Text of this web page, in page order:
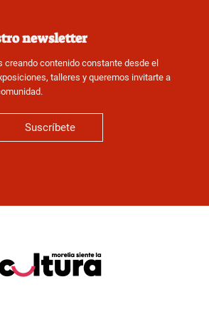
newsletter
creando contenido constante desde el
talleres y queremos invitarte a
Suscríbete